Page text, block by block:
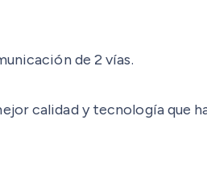
de 2 vías.
calidad y tecnología que